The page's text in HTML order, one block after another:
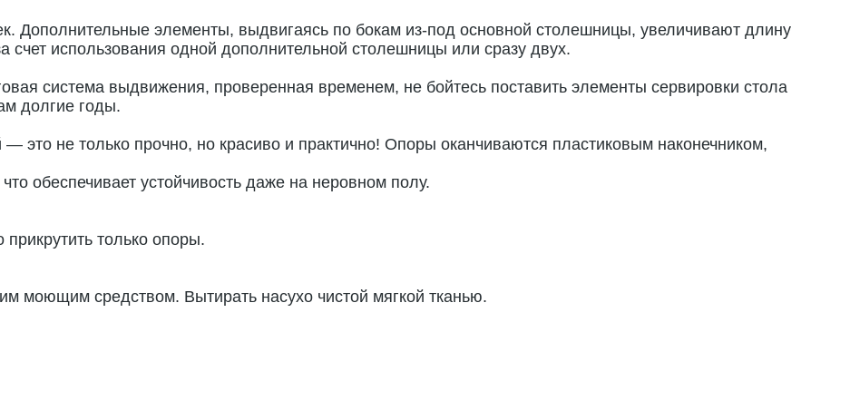
Дополнительные элементы, выдвигаясь по бокам из-под основной столешницы, увеличивают длину
счет использования одной дополнительной столешницы или сразу двух.
система выдвижения, проверенная временем, не бойтесь поставить элементы сервировки стола
долгие годы.
это не только прочно, но красиво и практично! Опоры оканчиваются пластиковым наконечником,
обеспечивает устойчивость даже на неровном полу.
только опоры.
моющим средством. Вытирать насухо чистой мягкой тканью.